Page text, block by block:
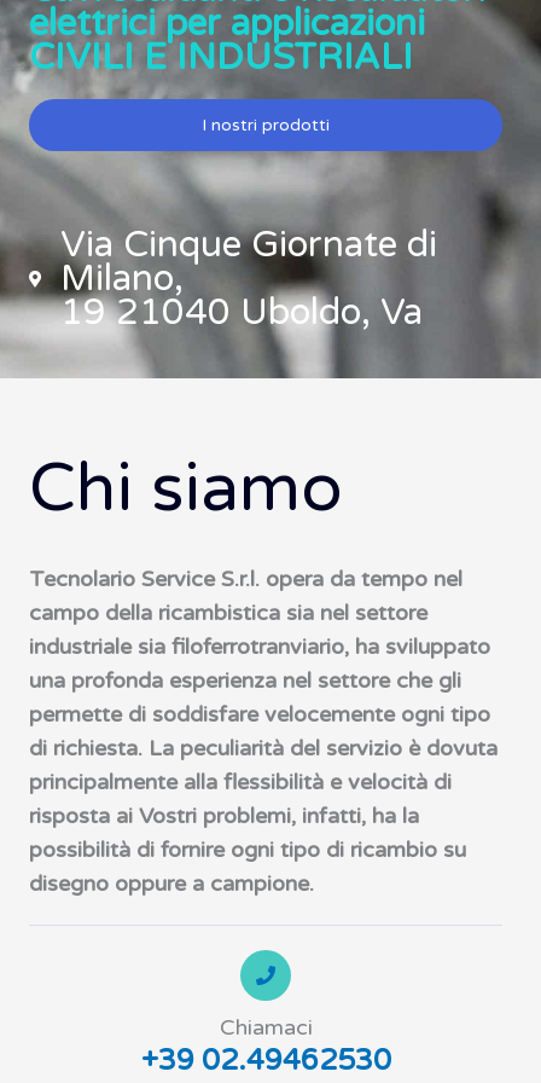
elettrici per applicazioni
CIVILI E INDUSTRIALI
I nostri prodotti
Via Cinque Giornate di
Milano,
19 21040 Uboldo, Va
Chi siamo
Tecnolario Service S.r.l. opera da tempo nel
campo della ricambistica sia nel settore
industriale sia filoferrotranviario, ha sviluppato
una profonda esperienza nel settore che gli
permette di soddisfare velocemente ogni tipo
di richiesta. La peculiarità del servizio è dovuta
principalmente alla flessibilità e velocità di
risposta ai Vostri problemi, infatti, ha la
possibilità di fornire ogni tipo di ricambio su
disegno oppure a campione.
Chiamaci
+39 02.49462530